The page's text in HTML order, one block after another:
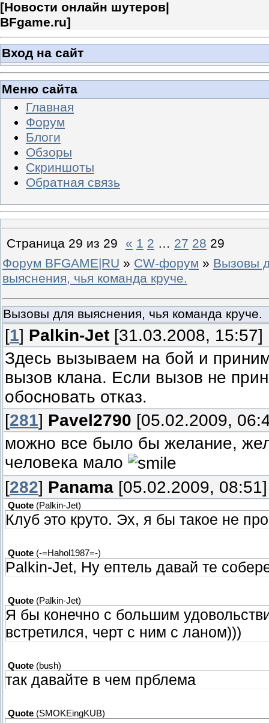
[Новости онлайн шутеров|
BFgame.ru]
Вход на сайт
Меню сайта
Главная
Форум
Блоги
Обзоры
Скриншоты
Обратная связь
Страница 29 из 29 « 1 2 … 27 28 29
Форум BFGAME|RU » CW-форум » Вызовы
выяснения, чья команда круче.
Вызовы для выяснения, чья команда круче.
[1] Palkin-Jet [31.03.2008, 15:57]
Здесь вызываем на бой и
вызов клана. Если вызов не
обосновать отказ.
[281] Pavel2790 [05.02.2009,
можно все было бы желание,
человека мало
[282] Panama [05.02.2009, 08:51]
Quote (Palkin-Jet)
Клуб это круто. Эх, я бы такое не
Quote (-=Hahol1987=-)
Palkin-Jet, Ну ептель давай те
Quote (Palkin-Jet)
Я бы конечно с большим
встретился, черт с ним с ланом)))
Quote (bush)
так давайте в чем прблема
Quote (SMOKEingKUB)